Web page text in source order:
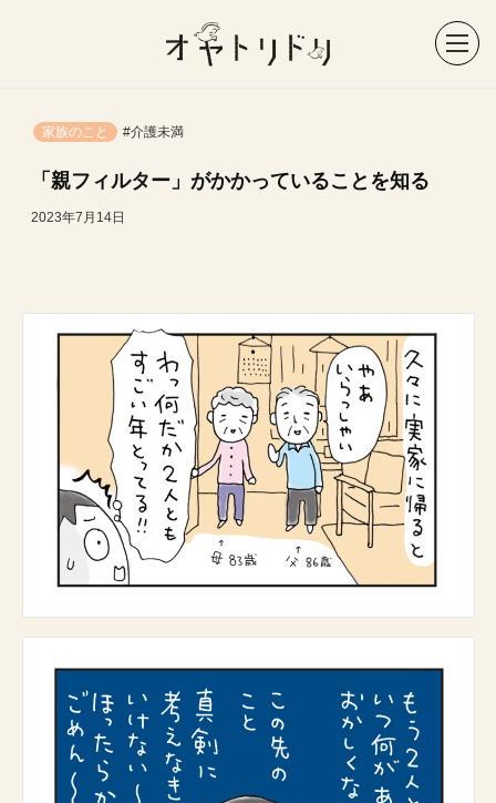
家族のこと #介護未満
「親フィルター」がかかっていることを知る
2023年7月14日